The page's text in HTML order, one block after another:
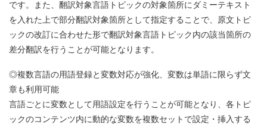
です。また、翻訳対象言語トピックの対象箇所にダミーテキスト
を入れた上で部分翻訳対象箇所として指定することで、原文トピ
ックの改訂に合わせた形で翻訳対象言語トピック内の該当箇所の
差分翻訳を行うことが可能となります。
◎複数言語の用語登録と変数対応が強化、変数は単語に限らず文
章も利用可能
言語ごとに変数として用語設定を行うことが可能となり、各トピ
ックのコンテンツ内に動的な変数を複数セットで設定・挿入する